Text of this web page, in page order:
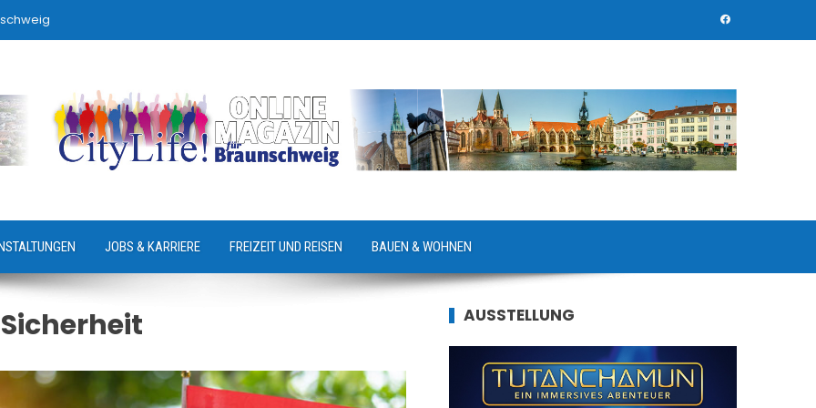
JOBS & KARRIERE FREIZEIT UND REISEN BAUEN & WOHNEN
AUSSTELLUNG